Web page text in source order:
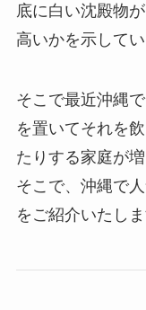
底に白い沈殿物
高いかを示してい
そこで最近沖縄
を置いてそれを
たりする家庭が
そこで、沖縄で
をご紹介いたし